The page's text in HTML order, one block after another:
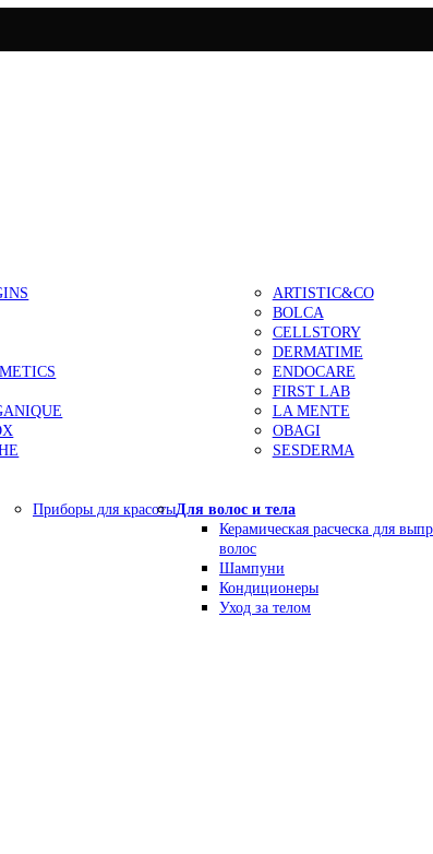
ARTISTIC&CO
BOLCA
CELLSTORY
DERMATIME
ENDOCARE
FIRST LAB
LA MENTE
OBAGI
SESDERMA
Приборы для красотыДля волос и тела
Керамическая расческа для
волос
Шампуни
Кондиционеры
Уход за телом